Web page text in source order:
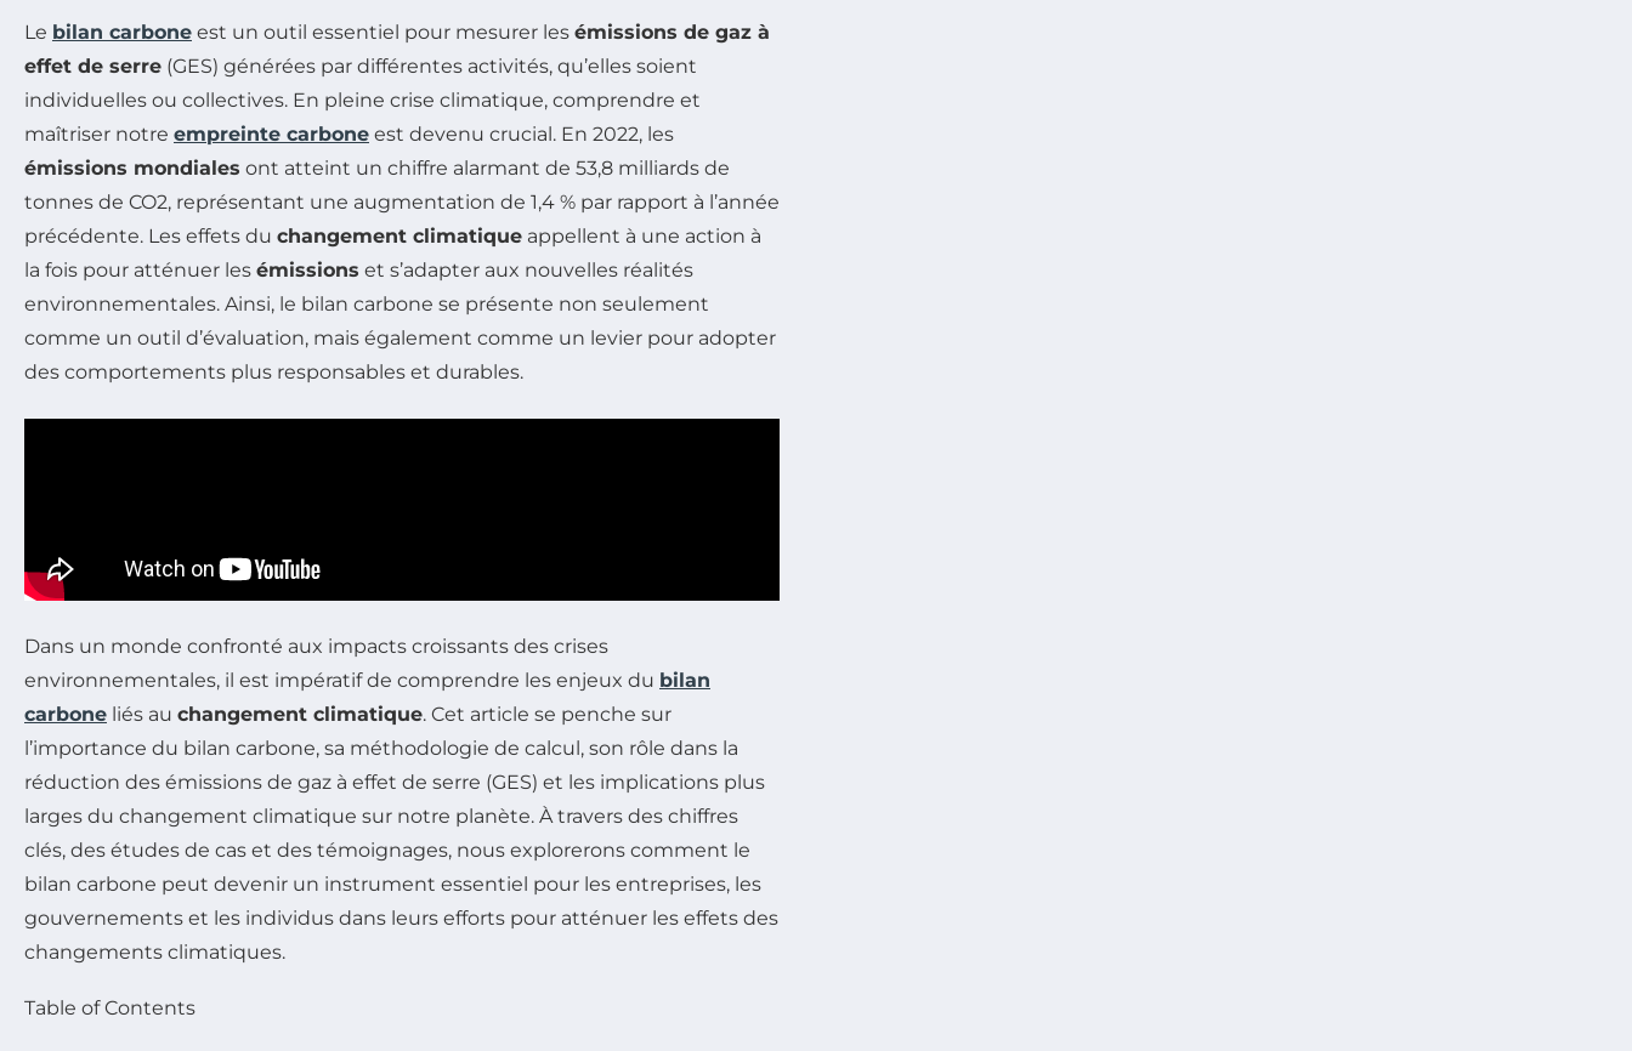
Le bilan carbone est un outil essentiel pour mesurer les émissions de gaz à
effet de serre (GES) générées par différentes activités, qu’elles soient
individuelles ou collectives. En pleine crise climatique, comprendre et
maîtriser notre empreinte carbone est devenu crucial. En 2022, les
émissions mondiales ont atteint un chiffre alarmant de 53,8 milliards de
tonnes de CO2, représentant une augmentation de 1,4 % par rapport à l’année
précédente. Les effets du changement climatique appellent à une action à
la fois pour atténuer les émissions et s’adapter aux nouvelles réalités
environnementales. Ainsi, le bilan carbone se présente non seulement
comme un outil d’évaluation, mais également comme un levier pour adopter
des comportements plus responsables et durables.
Dans un monde confronté aux impacts croissants des crises
environnementales, il est impératif de comprendre les enjeux du bilan
carbone liés au changement climatique. Cet article se penche sur
l’importance du bilan carbone, sa méthodologie de calcul, son rôle dans la
réduction des émissions de gaz à effet de serre (GES) et les implications plus
larges du changement climatique sur notre planète. À travers des chiffres
clés, des études de cas et des témoignages, nous explorerons comment le
bilan carbone peut devenir un instrument essentiel pour les entreprises, les
gouvernements et les individus dans leurs efforts pour atténuer les effets des
changements climatiques.
Table of Contents